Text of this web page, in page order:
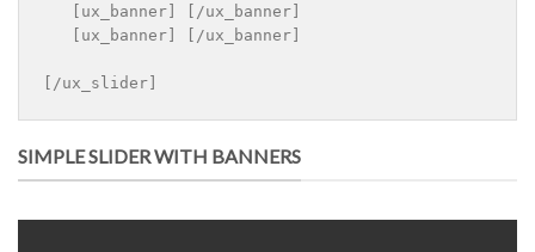
   [ux_banner] [/ux_banner]
   [ux_banner] [/ux_banner]
[/ux_slider]
SIMPLE SLIDER WITH BANNERS